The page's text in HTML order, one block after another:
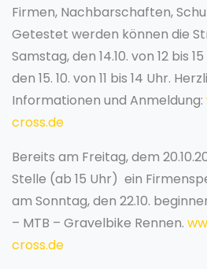
Firmen, Nachbarschaften,
Getestet werden können die
Samstag, den 14.10. von 12 bis
den 15. 10. von 11 bis 14 Uhr.
Informationen und Anmeldung:
cross.de
Bereits am Freitag, dem
Stelle (ab 15 Uhr) ein
am Sonntag, den 22.10.
– MTB – Gravelbike Rennen.
cross.de